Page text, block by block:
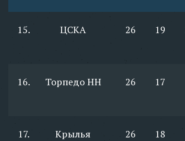
15. ЦСКА 26 19
16. Торпедо НН 26 17
17.
Крылья
26 18